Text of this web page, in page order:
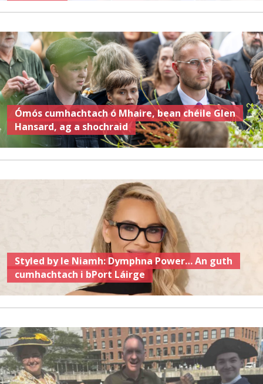
Ómós cumhachtach ó Mhaire, bean chéile Glen
Hansard, ag a shochraid
Styled by le Niamh: Dymphna Power… An guth
cumhachtach i bPort Láirge